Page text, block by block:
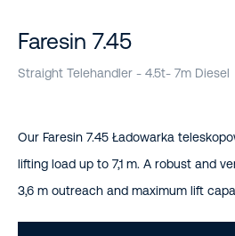
Faresin 7.45
Straight Telehandler - 4.5t- 7m Diesel
Our Faresin 7.45 Ładowarka
lifting load up to 7,1 m. A robust and
3,6 m outreach and maximum lift